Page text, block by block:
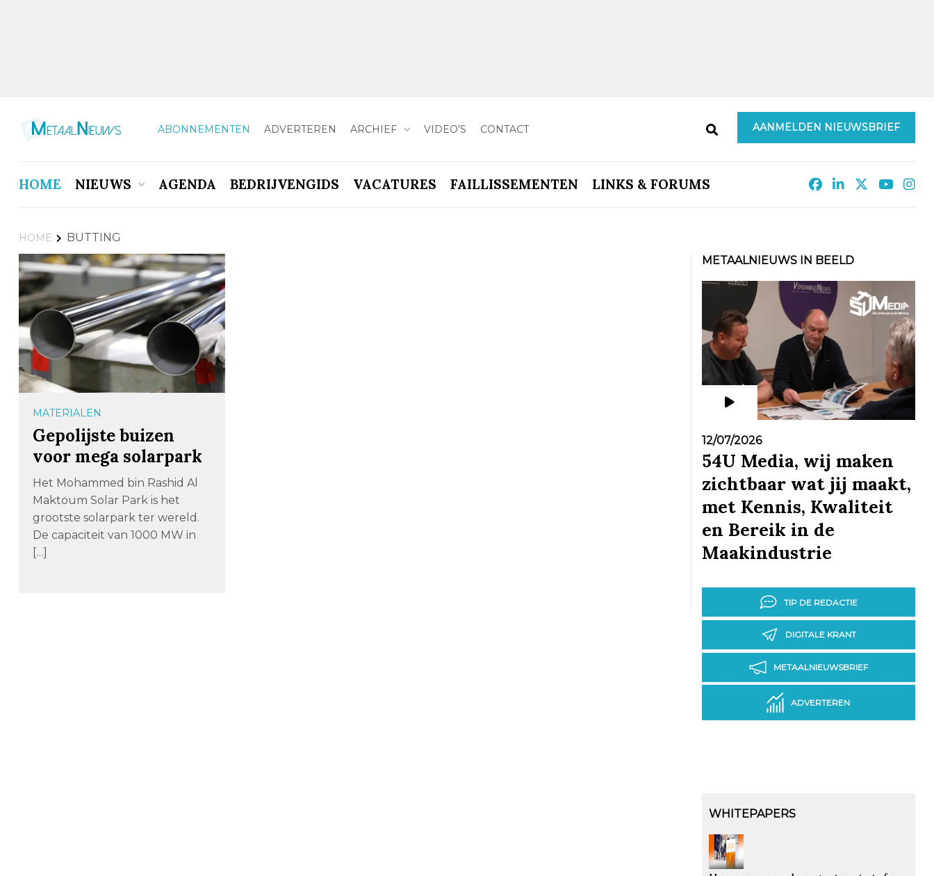
ABONNEMENTEN ADVERTEREN ARCHIEF VIDEO’S CONTACT AANMELDEN NIEUWSBRIEF
HOME NIEUWS AGENDA BEDRIJVENGIDS VACATURES FAILLISSEMENTEN LINKS & FORUMS
HOME BUTTING
MATERIALEN
Gepolijste buizen
voor mega solarpark
Het Mohammed bin Rashid Al
Maktoum Solar Park is het
grootste solarpark ter wereld.
De capaciteit van 1000 MW in
[…]
METAALNIEUWS IN BEELD
12/07/2026
54U Media, wij maken
zichtbaar wat jij maakt,
met Kennis, Kwaliteit
en Bereik in de
Maakindustrie
TIP DE REDACTIE
DIGITALE KRANT
METAALNIEUWSBRIEF
ADVERTEREN
WHITEPAPERS